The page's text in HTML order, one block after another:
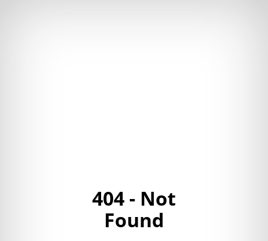
404 - Not
Found